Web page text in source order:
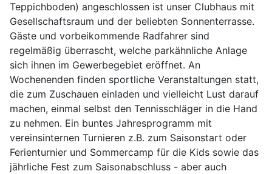
Teppichboden) angeschlossen ist unser Clubhaus mit
Gesellschaftsraum und der beliebten Sonnenterrasse.
Gäste und vorbeikommende Radfahrer sind
regelmäßig überrascht, welche parkähnliche Anlage
sich ihnen im Gewerbegebiet eröffnet. An
Wochenenden finden sportliche Veranstaltungen statt,
die zum Zuschauen einladen und vielleicht Lust darauf
machen, einmal selbst den Tennisschläger in die Hand
zu nehmen. Ein buntes Jahresprogramm mit
vereinsinternen Turnieren z.B. zum Saisonstart oder
Ferienturnier und Sommercamp für die Kids sowie das
jährliche Fest zum Saisonabschluss - aber auch